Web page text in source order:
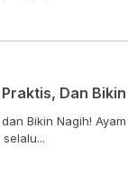
Dan
Bikin Nagih!